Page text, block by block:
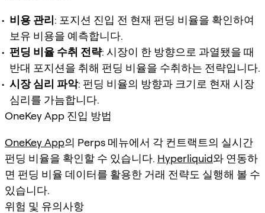
비용 관리: 포지션 진입 전 현재 펀딩 비율을 확인하여
보유 비용을 예측합니다.
펀딩 비율 수취 전략: 시장이 한 방향으로 과열됐을 때
반대 포지션을 취해 펀딩 비율을 수취하는 전략입니다.
시장 심리 파악: 펀딩 비율의 방향과 크기로 현재 시장
심리를 가늠합니다.
OneKey App 진입 방법
OneKey App의 Perps 메뉴에서 각 컨트랙트의 실시간
펀딩 비율을 확인할 수 있습니다. Hyperliquid와 연동하
면 펀딩 비율 데이터를 활용한 거래 전략도 실행해 볼 수
있습니다.
위험 및 유의사항